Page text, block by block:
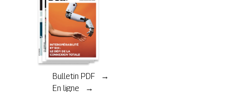
Bulletin PDF →
En ligne →